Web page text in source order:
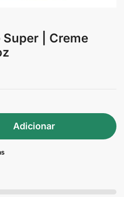
Super | Creme
Adicionar